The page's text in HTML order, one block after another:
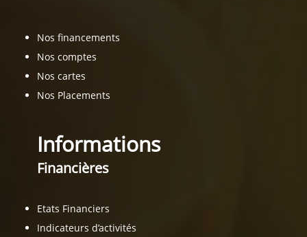
Nos financements
Nos comptes
Nos cartes
Nos Placements
Informations
Financières
Etats Financiers
Indicateurs d’activités